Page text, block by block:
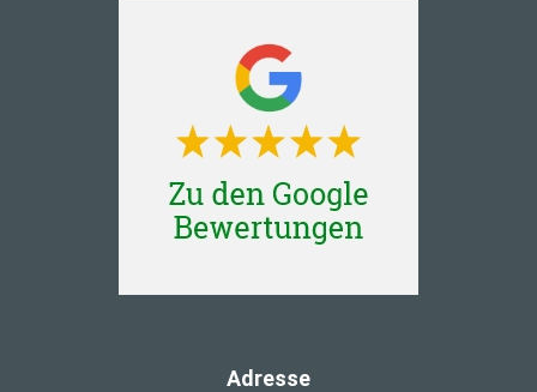
Adresse